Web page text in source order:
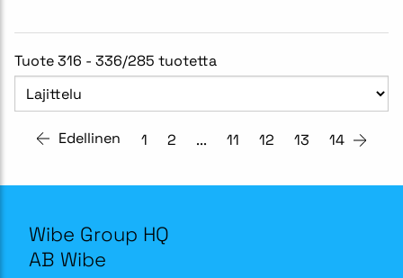
Tuote 316 - 336/285 tuotetta
Edellinen 1 2 ... 11 12 13 14
Wibe Group HQ
AB Wibe